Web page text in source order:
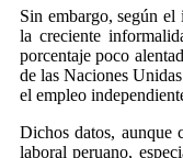
Sin embargo, según
la creciente
porcentaje poco
de las Naciones
el empleo
Dichos datos, aunque
laboral peruano,